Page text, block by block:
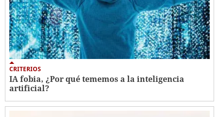
CRITERIOS
IA fobia, ¿Por qué tememos a la inteligencia
artificial?